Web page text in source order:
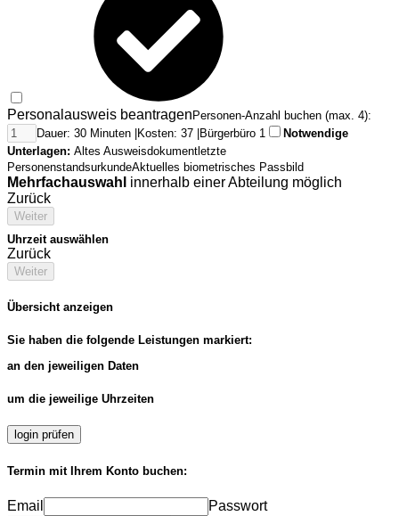
Personalausweis beantragenPersonen-Anzahl buchen (max. 4):
Dauer: 30 Minuten |Kosten: 37 |Bürgerbüro 1
Notwendige
Unterlagen: Altes Ausweisdokumentletzte
PersonenstandsurkundeAktuelles biometrisches Passbild
Mehrfachauswahl innerhalb einer Abteilung möglich
Zurück
Weiter
Uhrzeit auswählen
Zurück
Weiter
Übersicht anzeigen
Sie haben die folgende Leistungen markiert:
an den jeweiligen Daten
um die jeweilige Uhrzeiten
login prüfen
Termin mit Ihrem Konto buchen:
Email Passwort